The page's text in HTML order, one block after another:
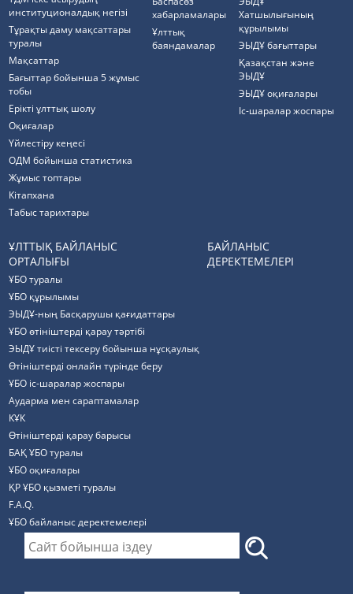
институционалдық негізі
Тұрақты даму мақсаттары
туралы
Мақсаттар
Бағыттар бойынша 5 жұмыс
тобы
Ерікті ұлттық шолу
Оқиғалар
Үйлестіру кеңесі
ОДМ бойынша статистика
Жұмыс топтары
Кітапхана
Табыс тарихтары
хабарламалары
Ұлттық
баяндамалар
Хатшылығының
құрылымы
ЭЫДҰ бағыттары
Қазақстан және
ЭЫДҰ
ЭЫДҰ оқиғалары
Іс-шаралар жоспары
ҰЛТТЫҚ БАЙЛАНЫС
ОРТАЛЫҒЫ
ҰБО туралы
ҰБО құрылымы
ЭЫДҰ-ның Басқарушы қағидаттары
ҰБО өтініштерді қарау тәртібі
ЭЫДҰ тиісті тексеру бойынша нұсқаулық
Өтініштерді онлайн түрінде беру
ҰБО іс-шаралар жоспары
Аударма мен сараптамалар
КҰК
Өтініштерді қарау барысы
БАҚ ҰБО туралы
ҰБО оқиғалары
ҚР ҰБО қызметі туралы
F.A.Q.
ҰБО байланыс деректемелерi
БАЙЛАНЫС
ДЕРЕКТЕМЕЛЕРІ